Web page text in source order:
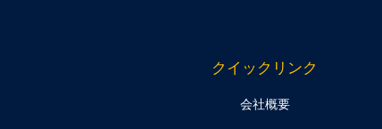
クイックリンク
会社概要